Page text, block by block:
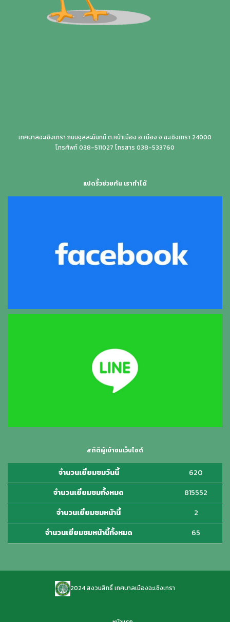
เทศบาลฉะเชิงเทรา ถนนจุลละนันทน์ ต.หน้าเมือง อ.เมือง จ.ฉะเชิงเทรา 24000
โทรศัพท์ 038-511027 โทรสาร 038-533760
แปดริ้วช่วยกัน เราทำได้
สถิติผู้เข้าชมเว็บไซต์
จำนวนเยี่ยมชมวันนี้
620
จำนวนเยี่ยมชมทั้งหมด
815552
จำนวนเยี่ยมชมหน้านี้
2
จำนวนเยี่ยมชมหน้านี้ทั้งหมด
65
2024 สงวนสิทธิ์ เทศบาลเมืองฉะเชิงเทรา